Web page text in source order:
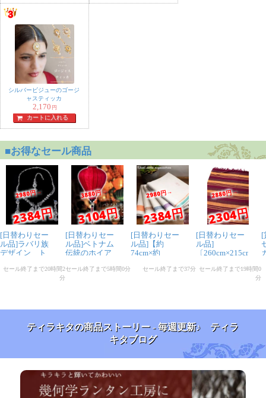
シルバービジューのゴージ
ャスティッカ
2,170 円
カートに入れる
ティラキタの商品ストーリー - 毎週更新♪ ティラ
キタブログ